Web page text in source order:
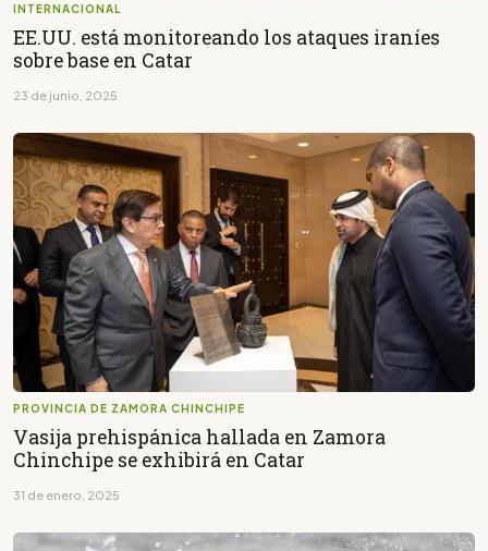
INTERNACIONAL
EE.UU. está monitoreando los ataques iraníes
sobre base en Catar
23 de junio, 2025
PROVINCIA DE ZAMORA CHINCHIPE
Vasija prehispánica hallada en Zamora
Chinchipe se exhibirá en Catar
31 de enero, 2025